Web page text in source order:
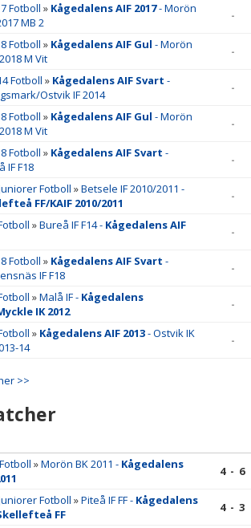
Fotboll » Kågedalens AIF 2017- Morön
MB 2
-
Fotboll » Kågedalens AIF Gul - Morön
M Vit
-
Fotboll » Kågedalens AIF Svart -
Ostvik IF 2014
-
Fotboll » Kågedalens AIF Gul - Morön
M Vit
-
Fotboll » Kågedalens AIF Svart -
IF F18
-
Fotboll »Betsele IF 2010/2011 -
FF/KAIF 2010/2011
-
»Bureå IF F14 - Kågedalens AIF
-
Fotboll » Kågedalens AIF Svart -
IF F18
-
»Malå IF - Kågedalens
IK 2012
-
» Kågedalens AIF 2013- Ostvik IK
14
-
>>
»Morön BK 2011 - Kågedalens
4 - 6
Fotboll »Piteå IF FF - Kågedalens
FF
4 - 3